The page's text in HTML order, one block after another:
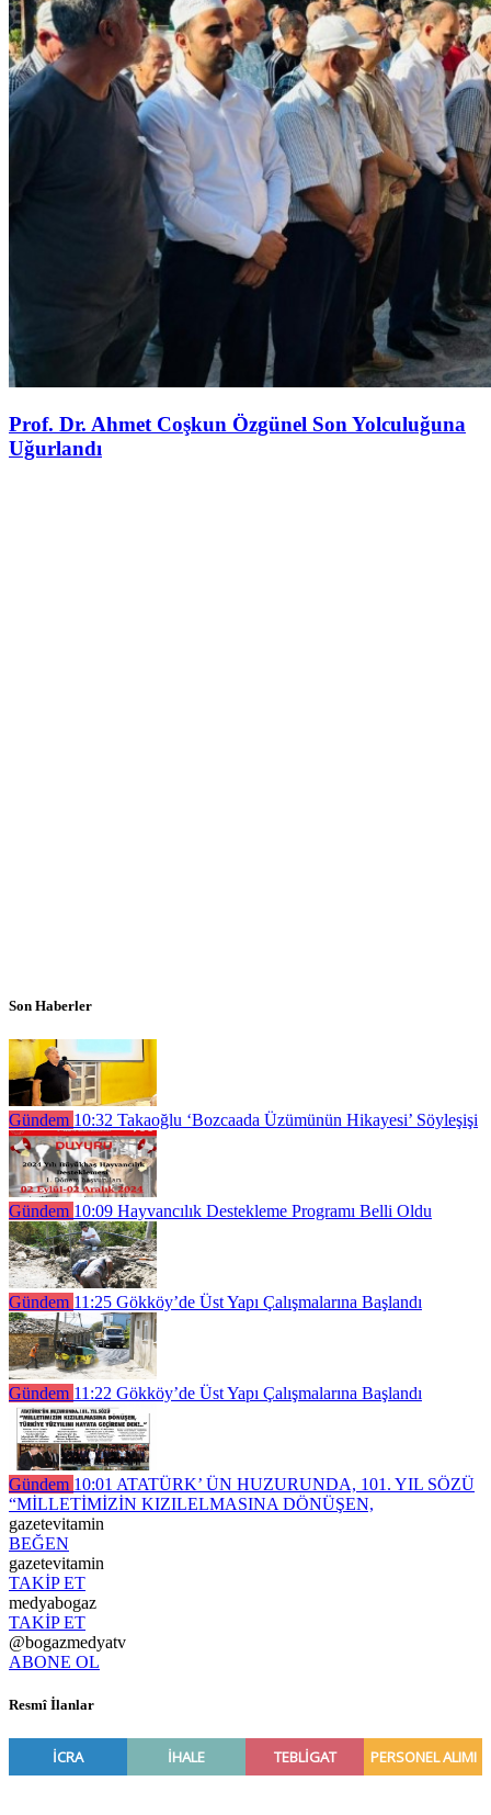
Prof. Dr. Ahmet Coşkun Özgünel Son Yolculuğuna
Uğurlandı
Son Haberler
Gündem 10:32 Takaoğlu ‘Bozcaada Üzümünün Hikayesi’ Söyleşişi
Gündem 10:09 Hayvancılık Destekleme Programı Belli Oldu
Gündem 11:25 Gökköy’de Üst Yapı Çalışmalarına Başlandı
Gündem 11:22 Gökköy’de Üst Yapı Çalışmalarına Başlandı
Gündem 10:01 ATATÜRK’ ÜN HUZURUNDA, 101. YIL SÖZÜ
“MİLLETİMİZİN KIZILELMASINA DÖNÜŞEN,
gazetevitamin
BEĞEN
gazetevitamin
TAKİP ET
medyabogaz
TAKİP ET
@bogazmedyatv
ABONE OL
Resmî İlanlar